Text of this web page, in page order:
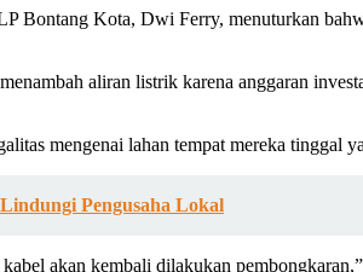
Bontang Kota, Dwi Ferry, menuturkan
aliran listrik karena anggaran
mengenai lahan tempat mereka tinggal
Pengusaha Lokal
akan kembali dilakukan